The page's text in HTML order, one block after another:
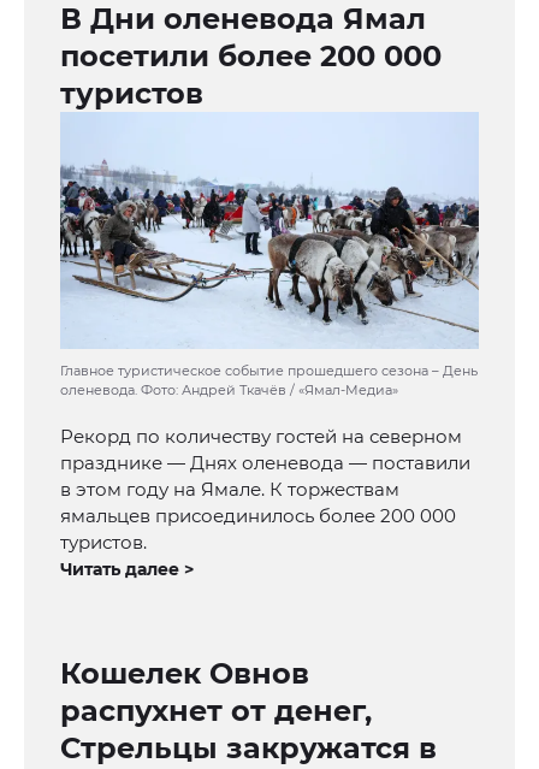
В Дни оленевода Ямал
посетили более 200 000
туристов
Главное туристическое событие прошедшего сезона – День
оленевода. Фото: Андрей Ткачёв / «Ямал-Медиа»
Рекорд по количеству гостей на северном
празднике — Днях оленевода — поставили
в этом году на Ямале. К торжествам
ямальцев присоединилось более 200 000
туристов.
Читать далее >
Кошелек Овнов
распухнет от денег,
Стрельцы закружатся в